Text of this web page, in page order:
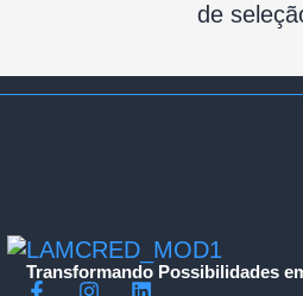
de
Transformando Possibilidades